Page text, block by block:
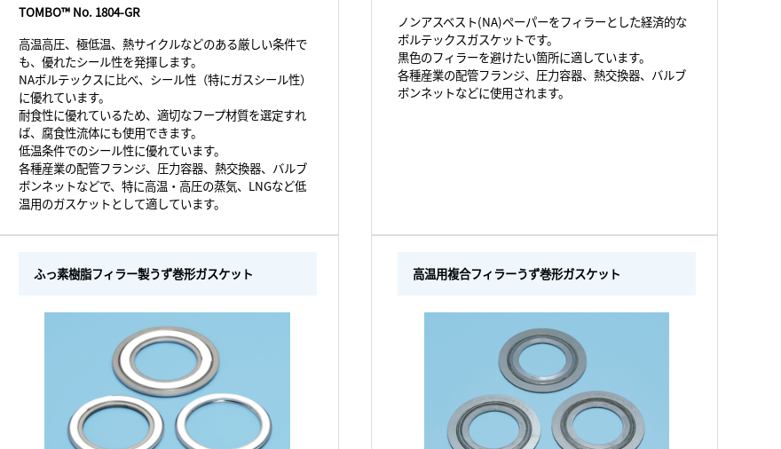
TOMBO™ No. 1804-GR
高温高圧、極低温、熱サイクルなどのある厳しい条件で
も、優れたシール性を発揮します。
NAボルテックスに比べ、シール性（特にガスシール性）
に優れています。
耐食性に優れているため、適切なフープ材質を選定すれ
ば、腐食性流体にも使用できます。
低温条件でのシール性に優れています。
各種産業の配管フランジ、圧力容器、熱交換器、バルブ
ボンネットなどで、特に高温・高圧の蒸気、LNGなど低
温用のガスケットとして適しています。
ノンアスベスト(NA)ペーパーをフィラーとした経済的な
ボルテックスガスケットです。
黒色のフィラーを避けたい箇所に適しています。
各種産業の配管フランジ、圧力容器、熱交換器、バルブ
ボンネットなどに使用されます。
ふっ素樹脂フィラー製うず巻形ガスケット 高温用複合フィラーうず巻形ガスケット